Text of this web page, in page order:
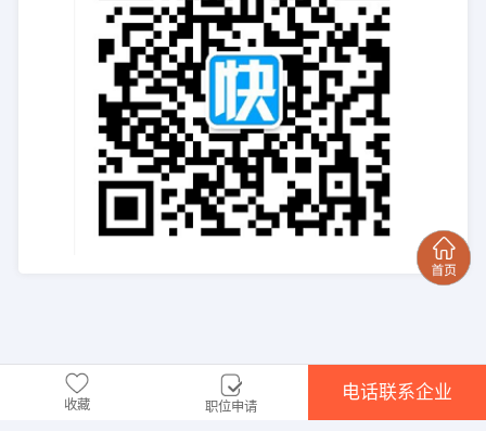
收藏 职位申请
电话联系企业